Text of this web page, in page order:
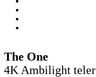
The One
4K Ambilight teler